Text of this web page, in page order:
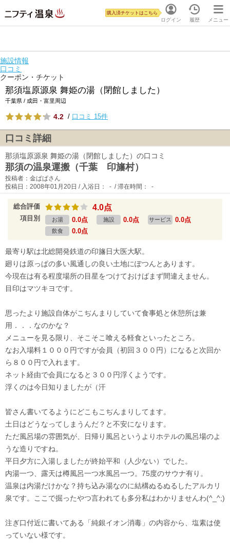
ログイン
購入済チケットはこちら
履歴 メニュー
施設情報
口コミ
クーポン・チケット
那須塩原源泉 舞姫の湯（閉館しました）
千葉県 / 成田・富里周辺
4.2 / 口コミ 15件
口コミ詳細
那須塩原源泉 舞姫の湯（閉館しました）の口コミ
那須の温泉運搬（千葉 印旛村）
投稿者：金ぱぱさん
投稿日：2008年01月20日 / 入浴日： - / 滞在時間： -
総合評価 4.0点
項目別 お湯 0.0点 施設 0.0点 サービス 0.0点
飲食 0.0点
最寄り駅は北総開発鉄道の印旛日大医大駅。
廻りは原っぱの多い風通しの良い土地にぽつんとあります。
今現在は有る程度場所の目星をつけておけばまず間違えません。
目印はマツキヨです。
思ったより施設自体がこぢんまりしていて食事処と休憩所は兼
用．．．なのかな？
メニューを見る限り、そこそこ喰える軽食といったところ。
なお入場料１０００円ですが会員（初回３００円）になると次回か
ら８００円で入れます。
ネット経由で会員になると３００円浮くようです。
浮くのは今日知りましたが（汗
皆さん書いてるようにどこもこぢんまりしてます。
土日はどうなってしまうんだ？と不安になります。
ただ風呂場の雰囲気が、日帰り風呂というよりホテルの風呂場のよ
うな造りですね。
平日夕方に入湯しましたが終始平和（人少ない）でした。
内湯一つ、露天は樽風呂一つ水風呂一つ。75度のサウナ有り。
温泉は内湯だけかな？持ち込み湯なのに結構ぬるぬるしたアルカリ
泉です。ここで掘ったやつ言われても多分私はわかりませんわ(^_^;)
注ぎ口付近に書いてある「純銀イオン消毒」の内容から、塩素は使
っていない様です。